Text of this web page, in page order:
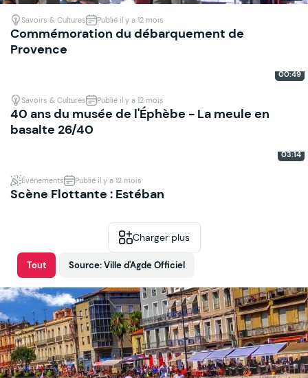
Savoirs & Cultures Publié il y a 12 mois
Commémoration du débarquement de
Provence
00:49
Savoirs & Cultures Publié il y a 12 mois
40 ans du musée de l'Éphèbe - La meule en
basalte 26/40
03:14
Événements Publié il y a 12 mois
Scène Flottante : Estéban
Charger plus
Tout Source: Ville d'Agde Officiel